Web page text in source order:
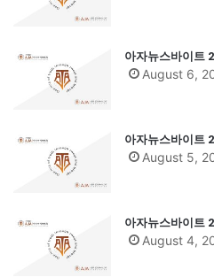
아자뉴스바이
August 6,
아자뉴스바이
August 5,
아자뉴스바이
August 4,